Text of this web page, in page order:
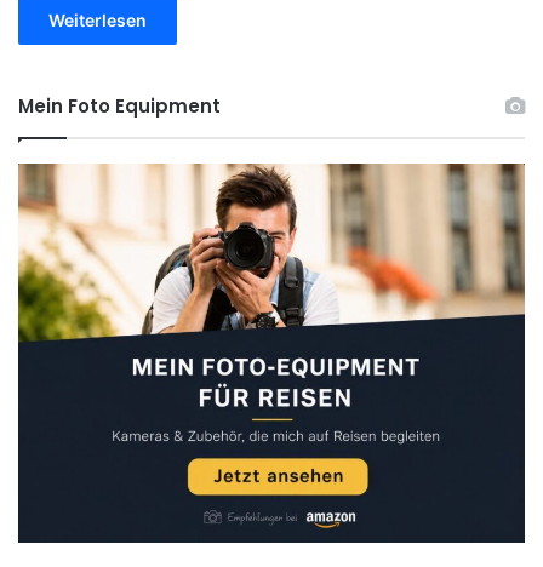
Weiterlesen
Mein Foto Equipment